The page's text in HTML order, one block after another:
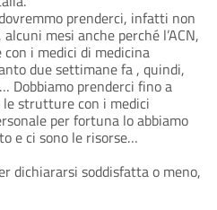
prenderci, infatti non
mesi anche perché l’ACN,
con i medici di medicina
due settimane fa , quindi,
Dobbiamo prenderci fino a
strutture con i medici
per fortuna lo abbiamo
e ci sono le risorse…
dichiararsi soddisfatta o meno,